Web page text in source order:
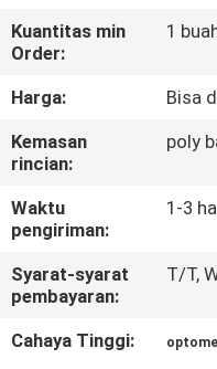
KONTROL
KUALITAS
HUBUNGI
KAMI
BERITA
KASUS-
KASUS
Kuantitas min
Order:
1
Harga:
Bisa
Kemasan
rincian:
poly
Waktu
pengiriman:
1-3
Syarat-syarat
pembayaran:
T/T,
Cahaya Tinggi: